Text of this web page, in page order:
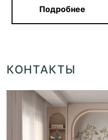
Подробнее
КОНТАКТЫ